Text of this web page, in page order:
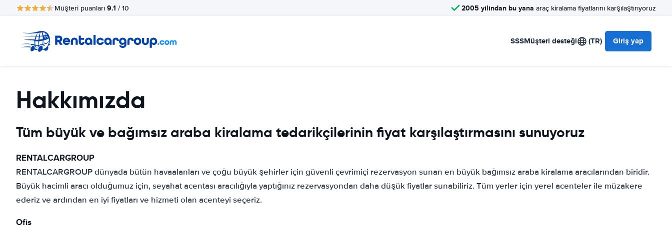
Müşteri puanları 9.1 / 10 2005 yılından bu yana araç kiralama fiyatlarını karşılaştırıyoruz
SSSMüşteri desteği (TR) Giriş yap
Hakkımızda
Tüm büyük ve bağımsız araba kiralama tedarikçilerinin fiyat karşılaştırmasını sunuyoruz
RENTALCARGROUP
RENTALCARGROUP dünyada bütün havaalanları ve çoğu büyük şehirler için güvenli çevrimiçi rezervasyon sunan en büyük bağımsız araba kiralama aracılarından biridir.
Büyük hacimli aracı olduğumuz için, seyahat acentası aracılığıyla yaptığınız rezervasyondan daha düşük fiyatlar sunabiliriz. Tüm yerler için yerel acenteler ile müzakere
ederiz ve ardından en iyi fiyatları ve hizmeti olan acenteyi seçeriz.
Ofis